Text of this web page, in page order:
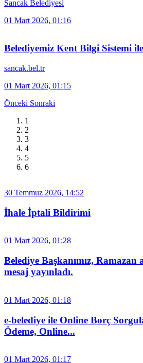
Sancak Belediyesi
01 Mart 2026, 01:16
Belediyemiz Kent Bilgi Sistemi
sancak.bel.tr
01 Mart 2026, 01:15
Önceki Sonraki
1
2
3
4
5
6
30 Temmuz 2026, 14:52
İhale İptali Bildirimi
01 Mart 2026, 01:28
Belediye Başkanımız, Ramazan
mesaj yayınladı.
01 Mart 2026, 01:18
e-belediye ile Online Borç
Ödeme, Online...
01 Mart 2026, 01:17